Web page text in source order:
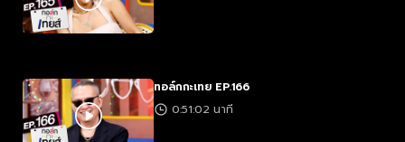
ทอล์กกะเทย EP.166
0:51:02 นาที